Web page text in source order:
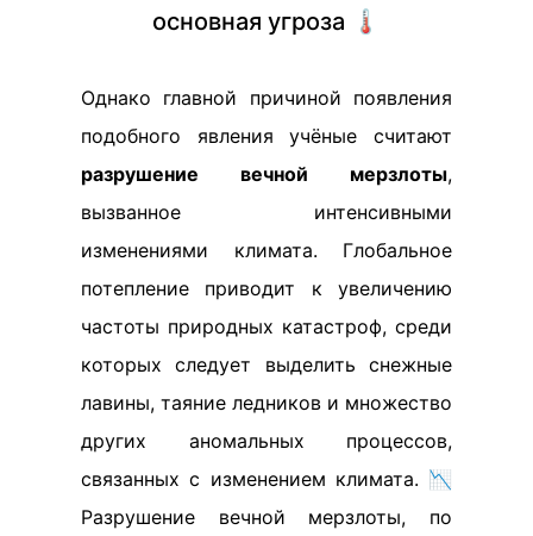
основная угроза 🌡️
Однако главной причиной появления
подобного явления учёные считают
разрушение вечной мерзлоты,
вызванное интенсивными
изменениями климата. Глобальное
потепление приводит к увеличению
частоты природных катастроф, среди
которых следует выделить снежные
лавины, таяние ледников и множество
других аномальных процессов,
связанных с изменением климата. 📉
Разрушение вечной мерзлоты, по